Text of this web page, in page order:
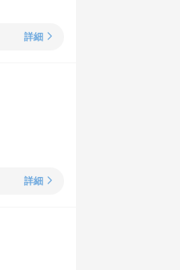
詳細
詳細